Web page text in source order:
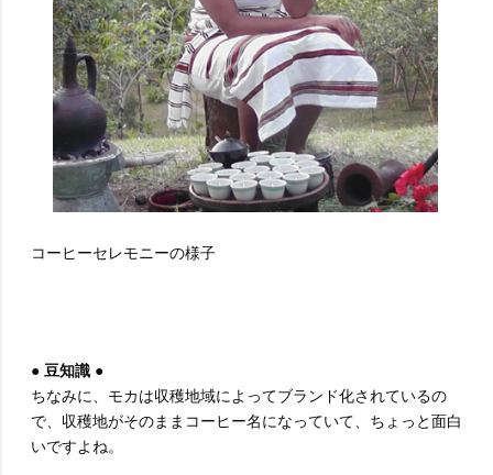
コーヒーセレモニーの様子
● 豆知識 ●
ちなみに、モカは収穫地域によってブランド化されているの
で、収穫地がそのままコーヒー名になっていて、ちょっと面白
いですよね。